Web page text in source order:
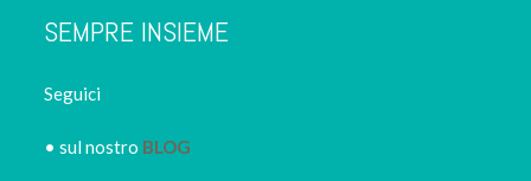
SEMPRE INSIEME
Seguici
• sul nostro BLOG